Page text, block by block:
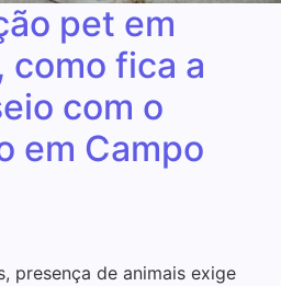
pet em
como fica a
com o
em Campo
presença de animais exige